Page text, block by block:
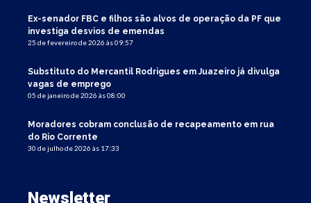
Ex-senador FBC e filhos são alvos de operação da PF que
investiga desvios de emendas
25 de fevereiro de 2026 às 09:57
Substituto do Mercantil Rodrigues em Juazeiro já divulga
vagas de emprego
05 de janeiro de 2026 às 08:00
Moradores cobram conclusão de recapeamento em rua
do Rio Corrente
30 de julho de 2026 às 17:33
Newsletter